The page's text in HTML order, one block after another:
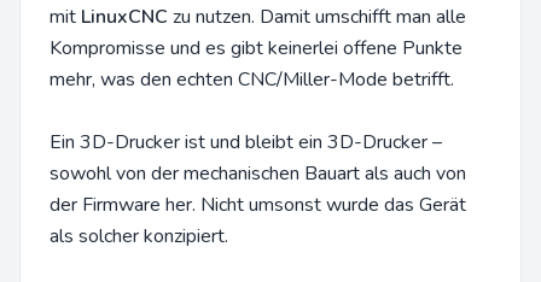
mit LinuxCNC zu nutzen. Damit umschifft man alle
Kompromisse und es gibt keinerlei offene Punkte
mehr, was den echten CNC/Miller-Mode betrifft.
Ein 3D-Drucker ist und bleibt ein 3D-Drucker –
sowohl von der mechanischen Bauart als auch von
der Firmware her. Nicht umsonst wurde das Gerät
als solcher konzipiert.